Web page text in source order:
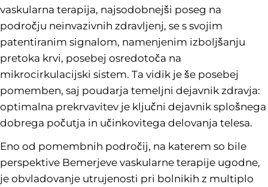
vaskularna terapija, najsodobnejši poseg na
področju neinvazivnih zdravljenj, se s svojim
patentiranim signalom, namenjenim izboljšanju
pretoka krvi, posebej osredotoča na
mikrocirkulacijski sistem. Ta vidik je še posebej
pomemben, saj poudarja temeljni dejavnik zdravja:
optimalna prekrvavitev je ključni dejavnik splošnega
dobrega počutja in učinkovitega delovanja telesa.
Eno od pomembnih področij, na katerem so bile
perspektive Bemerjeve vaskularne terapije ugodne,
je obvladovanje utrujenosti pri bolnikih z multiplo